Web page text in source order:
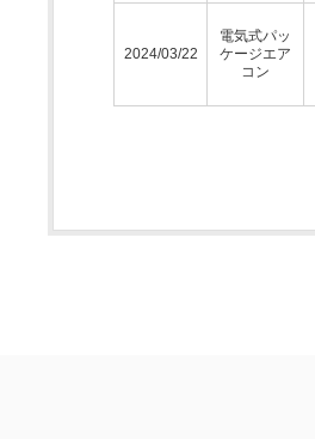
2024/03/22
電気式パッ
ケージエア
コン